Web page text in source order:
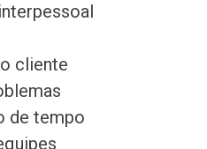
cliente
de tempo